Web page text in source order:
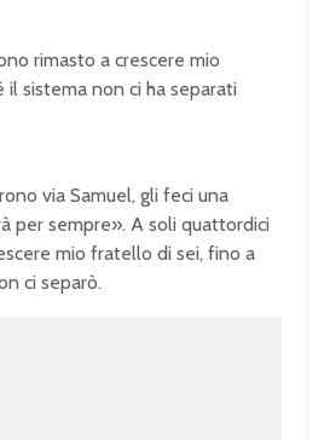
rimasto a crescere mio
sistema non ci ha separati
via Samuel, gli feci una
per sempre». A soli quattordici
mio fratello di sei, fino a
ci separò.